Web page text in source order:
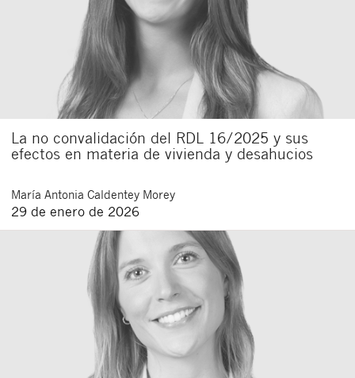
La no convalidación del RDL 16/2025 y sus
efectos en materia de vivienda y desahucios
María Antonia Caldentey Morey
29 de enero de 2026